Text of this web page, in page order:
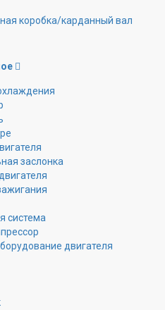
коробка/карданный вал
заслонка
система
двигателя